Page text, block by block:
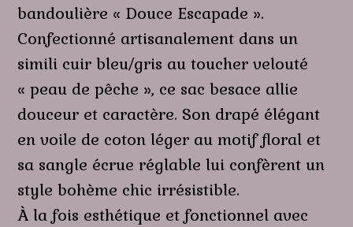
bandoulière « Douce Escapade ».
Confectionné artisanalement dans un
simili cuir bleu/gris au toucher velouté
« peau de pêche », ce sac besace allie
douceur et caractère. Son drapé élégant
en voile de coton léger au motif floral et
sa sangle écrue réglable lui confèrent un
style bohème chic irrésistible.
À la fois esthétique et fonctionnel avec